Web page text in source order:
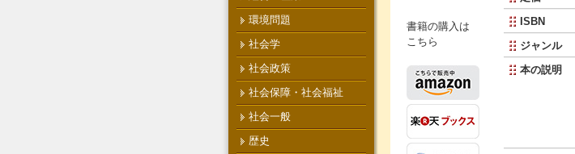
書籍の購入は
こちら
ISBN
ジャンル
本の説明
環境問題
社会学
社会政策
社会保障・社会福祉
社会一般
歴史